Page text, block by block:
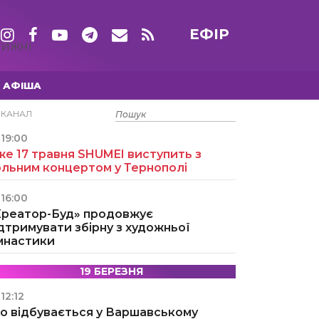
ЕФІР
АФІША
15 ТРАВНЯ
19:00
17 травня SHUMEI виступить з
концертом у Тернополі
16:00
Буд» продовжує
збірну з художньої
19 БЕРЕЗНЯ
12:12
відбувається у Варшавському